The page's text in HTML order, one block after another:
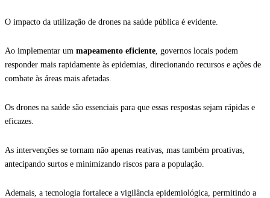
O impacto da utilização de drones na saúde pública é evidente.
Ao implementar um mapeamento eficiente , governos locais podem
responder mais rapidamente às epidemias, direcionando recursos e ações de
combate às áreas mais afetadas.
Os drones na saúde são essenciais para que essas respostas sejam rápidas e
eficazes.
As intervenções se tornam não apenas reativas, mas também proativas,
antecipando surtos e minimizando riscos para a população.
Ademais, a tecnologia fortalece a vigilância epidemiológica, permitindo a